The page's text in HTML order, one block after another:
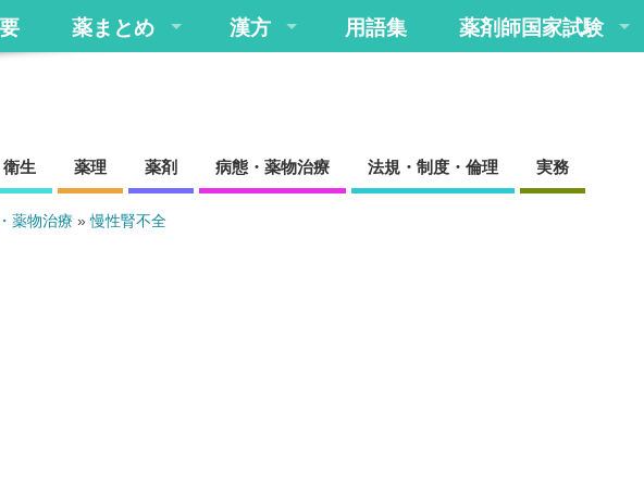
薬まとめ 漢方 用語集 薬剤師国家試験
衛生 薬理 薬剤 病態・薬物治療 法規・制度・倫理 実務
薬物治療 »慢性腎不全